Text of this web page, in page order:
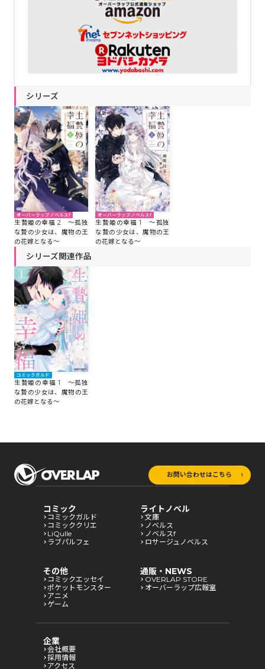
シリーズ
オーバーラップノベルスf
生贄姫の幸福 2 ～孤独
な贄の少女は、魔物の王
の花嫁となる～
オーバーラップノベルスf
生贄姫の幸福 1 ～孤独
な贄の少女は、魔物の王
の花嫁となる～
シリーズ関連作品
コミックガルド
生贄姫の幸福 1 ～孤独
な贄の少女は、魔物の王
の花嫁となる～
お問い合わせはこちら
コミック
コミックガルド
コミッククリエ
LiQulle
ラブパルフェ
ライトノベル
文庫
ノベルス
ノベルスf
ロサージュノベルス
その他
コミックエッセイ
ポケットモンスター
アニメ
ゲーム
通販・NEWS
OVERLAP STORE
オーバーラップ広報室
企業
会社概要
採用情報
アクセス